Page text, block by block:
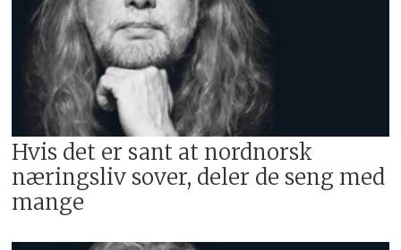
Hvis det er sant at nordnorsk
næringsliv sover, deler de seng med
mange